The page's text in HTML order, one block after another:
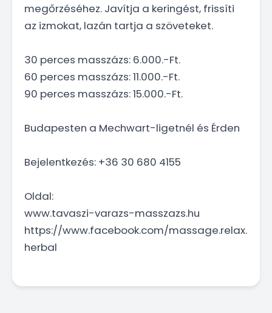
megőrzéséhez. Javítja a keringést, frissíti
az izmokat, lazán tartja a szöveteket.
30 perces masszázs: 6.000.-Ft.
60 perces masszázs: 11.000.-Ft.
90 perces masszázs: 15.000.-Ft.
Budapesten a Mechwart-ligetnél és Érden
Bejelentkezés: +36 30 680 4155
Oldal:
www.tavaszi-varazs-masszazs.hu
https://www.facebook.com/massage.relax.
herbal